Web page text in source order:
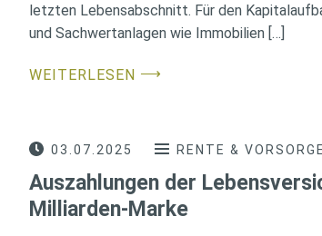
letzten Lebensabschnitt. Für den
und Sachwertanlagen wie Immobilien […]
WEITERLESEN ⟶
03.07.2025 RENTE & VORSORGE
Auszahlungen der
Milliarden-Marke